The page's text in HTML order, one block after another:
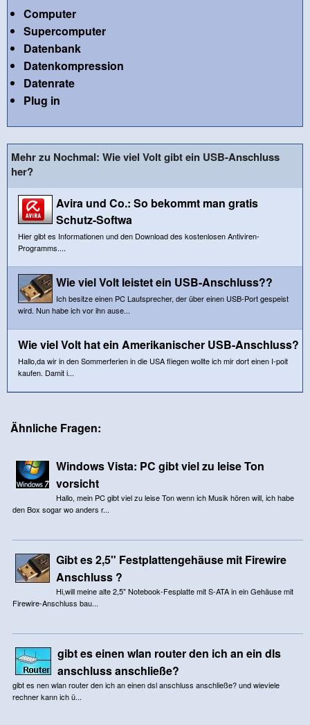
Computer
Supercomputer
Datenbank
Datenkompression
Datenrate
Plug in
Mehr zu Nochmal: Wie viel Volt gibt ein USB-Anschluss
her?
Avira und Co.: So bekommt man gratis
Schutz-Softwa
Hier gibt es Informationen und den Download des kostenlosen Antiviren-
Programms....
Wie viel Volt leistet ein USB-Anschluss??
Ich besitze einen PC Lautsprecher, der über einen USB-Port gespeist
wird. Nun habe ich vor ihn ause...
Wie viel Volt hat ein Amerikanischer USB-Anschluss?
Hallo,da wir in den Sommerferien in die USA fliegen wollte ich mir dort einen I-poit
kaufen. Damit i...
Ähnliche Fragen:
Windows Vista: PC gibt viel zu leise Ton
vorsicht
Hallo, mein PC gibt viel zu leise Ton wenn ich Musik hören will, ich habe
den Box sogar wo anders r...
Gibt es 2,5" Festplattengehäuse mit Firewire
Anschluss ?
Hi,will meine alte 2,5" Notebook-Fesplatte mit S-ATA in ein Gehäuse mit
Firewire-Anschluss bau...
gibt es einen wlan router den ich an ein dls
anschluss anschließe?
gibt es nen wlan router den ich an einen dsl anschluss anschließe? und wieviele
rechner kann ich ü...